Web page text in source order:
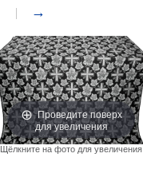
→
Проведите поверх
для увеличения
Щёлкните на фото для увеличения